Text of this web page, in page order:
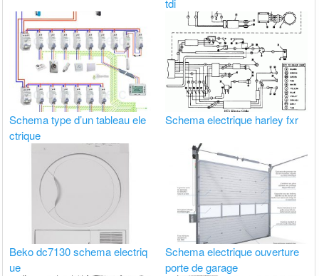
tdi
Schema type d’un tableau ele
ctrique
Schema electrique harley fxr
Beko dc7130 schema electriq
ue
Schema electrique ouverture
porte de garage